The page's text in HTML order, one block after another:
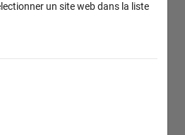
un site web dans la liste